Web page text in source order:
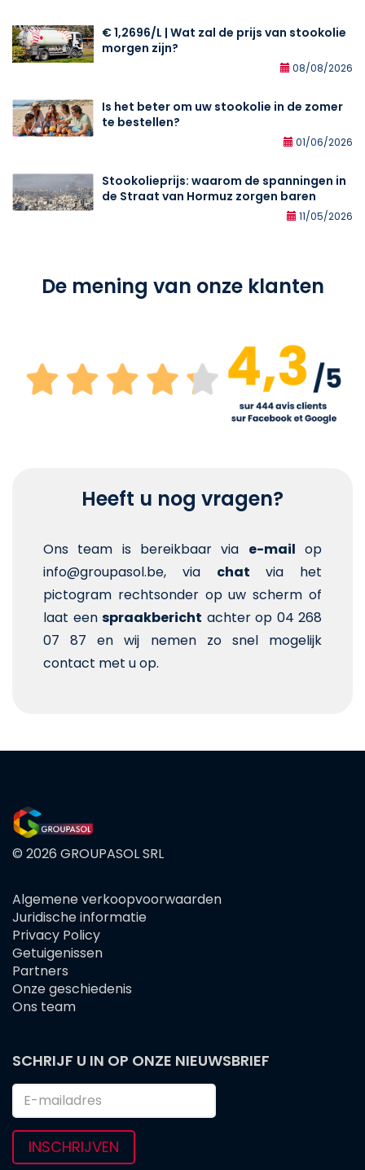
€ 1,2696/L | Wat zal de prijs van stookolie
morgen zijn?
08/08/2026
Is het beter om uw stookolie in de zomer
te bestellen?
01/06/2026
Stookolieprijs: waarom de spanningen in
de Straat van Hormuz zorgen baren
11/05/2026
De mening van onze klanten
Heeft u nog vragen?
Ons team is bereikbaar via e-mail op
info@groupasol.be, via chat via het
pictogram rechtsonder op uw scherm of
laat een spraakbericht achter op 04 268
07 87 en wij nemen zo snel mogelijk
contact met u op.
© 2026 GROUPASOL SRL
FOOTER
MENU
Algemene verkoopvoorwaarden
Juridische informatie
Privacy Policy
Getuigenissen
Partners
Onze geschiedenis
Ons team
SCHRIJF U IN OP ONZE NIEUWSBRIEF
INSCHRIJVEN